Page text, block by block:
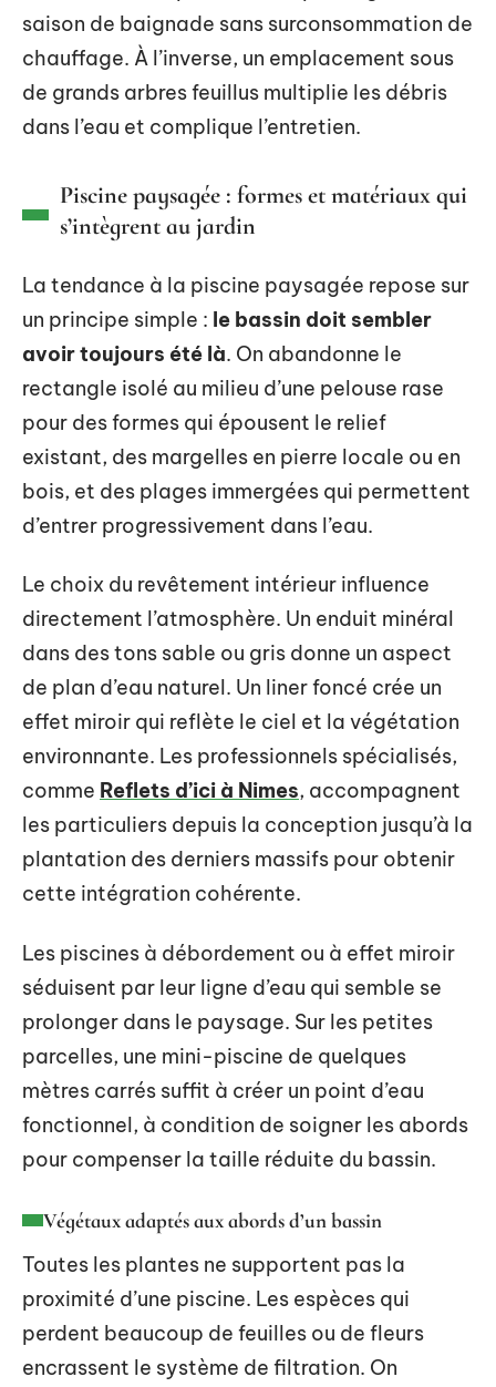
saison de baignade sans surconsommation de
chauffage. À l’inverse, un emplacement sous
de grands arbres feuillus multiplie les débris
dans l’eau et complique l’entretien.
Piscine paysagée : formes et matériaux qui
s’intègrent au jardin
La tendance à la piscine paysagée repose sur
un principe simple : le bassin doit sembler
avoir toujours été là. On abandonne le
rectangle isolé au milieu d’une pelouse rase
pour des formes qui épousent le relief
existant, des margelles en pierre locale ou en
bois, et des plages immergées qui permettent
d’entrer progressivement dans l’eau.
Le choix du revêtement intérieur influence
directement l’atmosphère. Un enduit minéral
dans des tons sable ou gris donne un aspect
de plan d’eau naturel. Un liner foncé crée un
effet miroir qui reflète le ciel et la végétation
environnante. Les professionnels spécialisés,
comme Reflets d’ici à Nimes, accompagnent
les particuliers depuis la conception jusqu’à la
plantation des derniers massifs pour obtenir
cette intégration cohérente.
Les piscines à débordement ou à effet miroir
séduisent par leur ligne d’eau qui semble se
prolonger dans le paysage. Sur les petites
parcelles, une mini-piscine de quelques
mètres carrés suffit à créer un point d’eau
fonctionnel, à condition de soigner les abords
pour compenser la taille réduite du bassin.
Végétaux adaptés aux abords d’un bassin
Toutes les plantes ne supportent pas la
proximité d’une piscine. Les espèces qui
perdent beaucoup de feuilles ou de fleurs
encrassent le système de filtration. On